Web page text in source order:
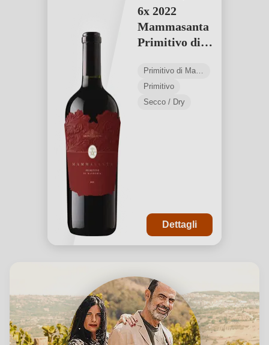
6x 2022
Mammasanta
Primitivo di
DOC
Primitivo di Manduria DOC
Primitivo
Secco / Dry
Dettagli